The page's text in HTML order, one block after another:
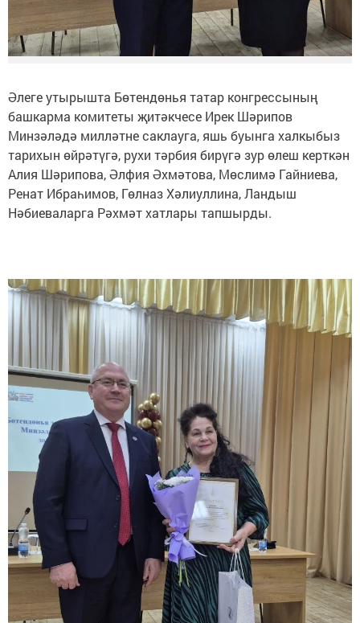
Әлеге утырышта Бөтендөнья татар конгрессының
башкарма комитеты җитәкчесе Ирек Шәрипов
Минзәләдә милләтне саклауга, яшь буынга халкыбыз
тарихын өйрәтүгә, рухи тәрбия бирүгә зур өлеш керткән
Алия Шәрипова, Әлфия Әхмәтова, Мөслимә Гайниева,
Ренат Ибраһимов, Гөлназ Хәлиуллина, Ландыш
Нәбиеваларга Рәхмәт хатлары тапшырды.